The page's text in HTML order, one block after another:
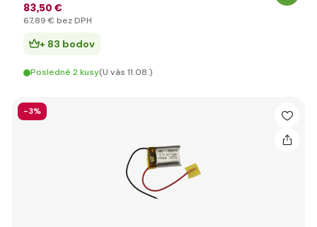
83,50 €
67,89 € bez DPH
+ 83 bodov
Posledné 2 kusy(U vás 11.08.)
-3%